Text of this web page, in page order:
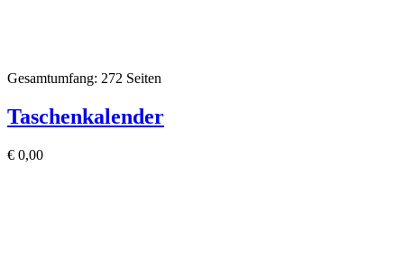
Gesamtumfang: 272 Seiten
Taschenkalender
€ 0,00